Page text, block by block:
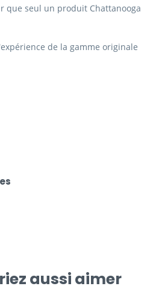
que seul un produit Chattanooga
de la gamme originale
aussi aimer